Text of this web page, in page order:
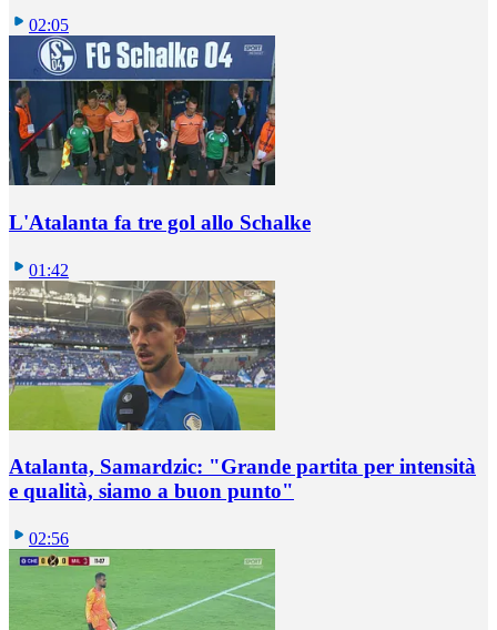
02:05
L'Atalanta fa tre gol allo Schalke
01:42
Atalanta, Samardzic: "Grande partita per intensità
e qualità, siamo a buon punto"
02:56